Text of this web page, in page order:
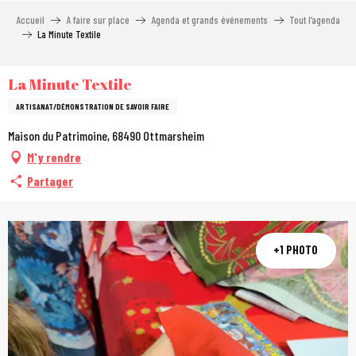
Accueil A faire sur place Agenda et grands événements
Tout l’agenda
La Minute Textile
La Minute Textile
ARTISANAT/DÉMONSTRATION DE SAVOIR FAIRE
Maison du Patrimoine, 68490 Ottmarsheim
M'y rendre
Partager
+1 PHOTO